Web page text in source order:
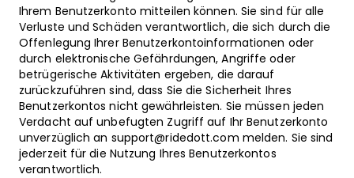
Ihrem Benutzerkonto mitteilen können. Sie sind für alle
Verluste und Schäden verantwortlich, die sich durch die
Offenlegung Ihrer Benutzerkontoinformationen oder
durch elektronische Gefährdungen, Angriffe oder
betrügerische Aktivitäten ergeben, die darauf
zurückzuführen sind, dass Sie die Sicherheit Ihres
Benutzerkontos nicht gewährleisten. Sie müssen jeden
Verdacht auf unbefugten Zugriff auf Ihr Benutzerkonto
unverzüglich an support@ridedott.com melden. Sie sind
jederzeit für die Nutzung Ihres Benutzerkontos
verantwortlich.